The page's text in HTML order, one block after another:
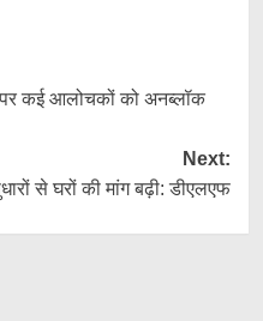
कई आलोचकों को अनब्लॉक
Next:
से घरों की मांग बढ़ी: डीएलएफ